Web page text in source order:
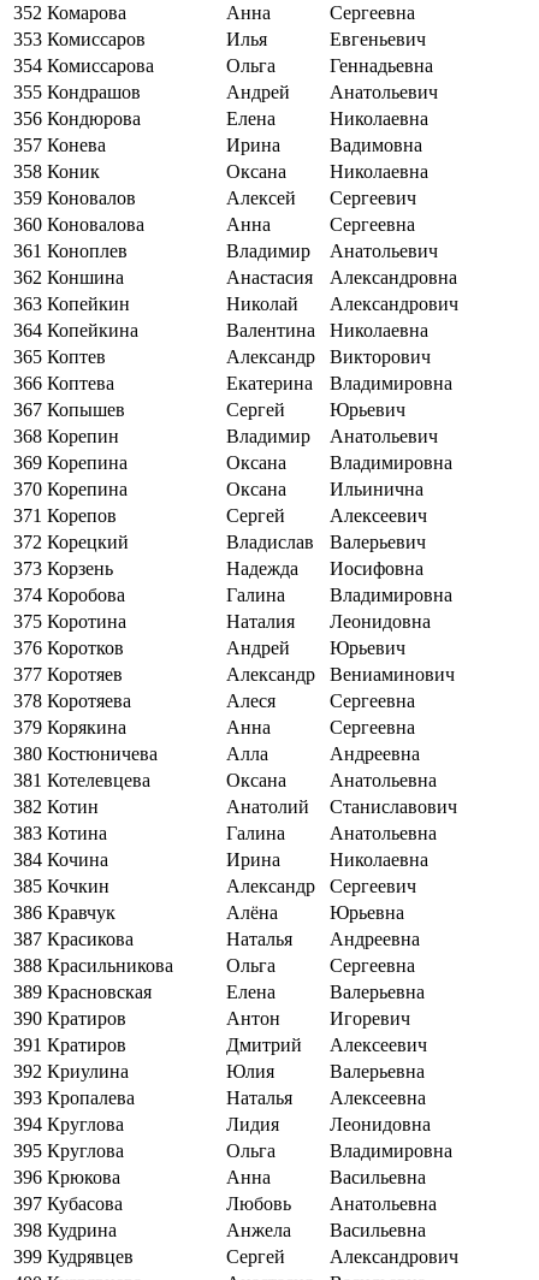
352 Комарова Анна
Сергеевна
353 Комиссаров Илья
Евгеньевич
354 Комиссарова Ольга
Геннадьевна
355 Кондрашов Андрей
Анатольевич
356 Кондюрова Елена
Николаевна
357 Конева Ирина
Вадимовна
358 Коник Оксана
Николаевна
359 Коновалов Алексей
Сергеевич
360 Коновалова Анна
Сергеевна
361 Коноплев Владимир
Анатольевич
362 Коншина Анастасия
Александровна
363 Копейкин Николай
Александрович
364 Копейкина Валентина
Николаевна
365 Коптев Александр
Викторович
366 Коптева Екатерина
Владимировна
367 Копышев Сергей
Юрьевич
368 Корепин Владимир
Анатольевич
369 Корепина Оксана
Владимировна
370 Корепина Оксана
Ильинична
371 Корепов Сергей
Алексеевич
372 Корецкий Владислав
Валерьевич
373 Корзень Надежда
Иосифовна
374 Коробова Галина
Владимировна
375 Коротина Наталия
Леонидовна
376 Коротков Андрей
Юрьевич
377 Коротяев Александр
Вениаминович
378 Коротяева Алеся
Сергеевна
379 Корякина Анна
Сергеевна
380 Костюничева Алла
Андреевна
381 Котелевцева Оксана
Анатольевна
382 Котин Анатолий
Станиславович
383 Котина Галина
Анатольевна
384 Кочина Ирина
Николаевна
385 Кочкин Александр
Сергеевич
386 Кравчук Алёна
Юрьевна
387 Красикова Наталья
Андреевна
388 Красильникова Ольга
Сергеевна
389 Красновская Елена
Валерьевна
390 Кратиров Антон
Игоревич
391 Кратиров Дмитрий
Алексеевич
392 Криулина Юлия
Валерьевна
393 Кропалева Наталья
Алексеевна
394 Круглова Лидия
Леонидовна
395 Круглова Ольга
Владимировна
396 Крюкова Анна
Васильевна
397 Кубасова Любовь
Анатольевна
398 Кудрина Анжела
Васильевна
399 Кудрявцев Сергей
Александрович